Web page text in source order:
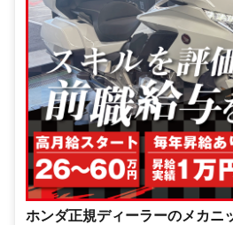
ホンダ正規ディーラーのメカニ